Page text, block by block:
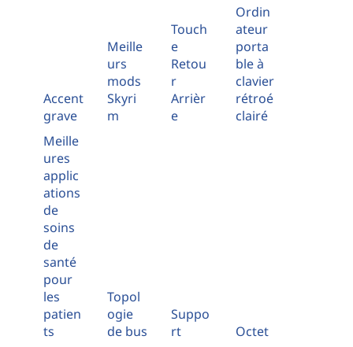
Accent
grave
Meille
urs
mods
Skyri
m
Touch
e
Retou
r
Arrièr
e
Ordin
ateur
porta
ble à
clavier
rétroé
clairé
Meille
ures
applic
ations
de
soins
de
santé
pour
les
patien
ts
Topol
ogie
de bus
Suppo
rt
Octet